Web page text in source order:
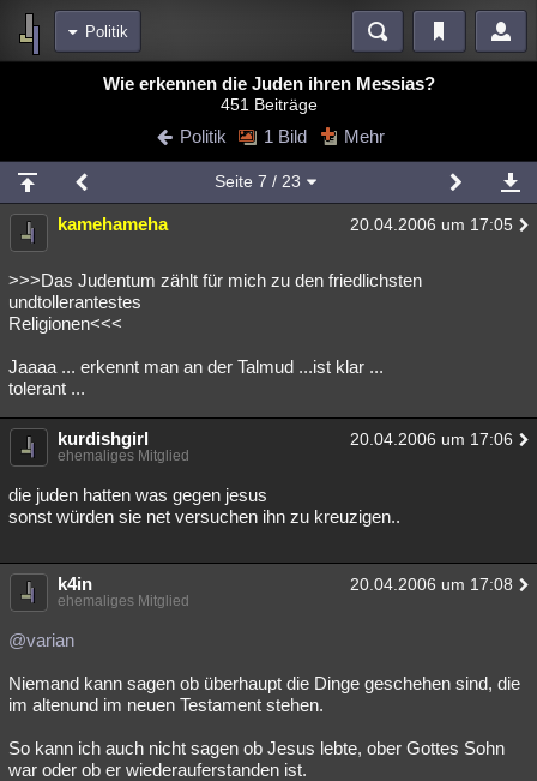
Politik
Blogs Videos
Chat Wiki Neuigkeiten
meine Rubriken
Menschen Wissenschaft Mystery Kriminalfälle
Spiritualität Verschwörungen Technologie Ufologie
Natur Umfragen
weitere Rubriken
Philosophie
Astronomie Helpdesk Gaming Filme
Musik Clash Verbesserungen
Übersichten
Besucht Teilgenommen Alle Neue Geschlossen
Lesenswert Schlüsselwörter
Wie erkennen die Juden ihren Messias?
451 Beiträge
Politik 1 Bild Mehr
Seite 7 / 23
kamehameha 20.04.2006 um 17:05
>>>Das Judentum zählt für mich zu den friedlichsten
undtollerantestes
Religionen<<<
Jaaaa ... erkennt man an der Talmud ...ist klar ...
tolerant ...
kurdishgirl 20.04.2006 um 17:06
ehemaliges Mitglied
die juden hatten was gegen jesus
sonst würden sie net versuchen ihn zu kreuzigen..
k4in 20.04.2006 um 17:08
ehemaliges Mitglied
@varian
Niemand kann sagen ob überhaupt die Dinge geschehen sind, die
im altenund im neuen Testament stehen.
So kann ich auch nicht sagen ob Jesus lebte, ober Gottes Sohn
war oder ob er wiederauferstanden ist.